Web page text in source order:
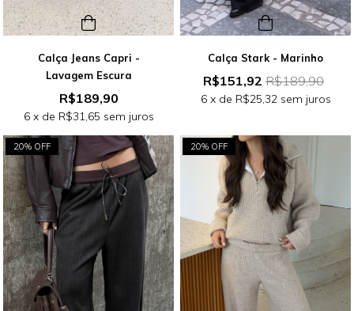
Calça Jeans Capri -
Lavagem Escura
R$189,90
6 x de R$31,65 sem juros
Calça Stark - Marinho
R$151,92 R$189,90
6 x de R$25,32 sem juros
20% OFF 20% OFF